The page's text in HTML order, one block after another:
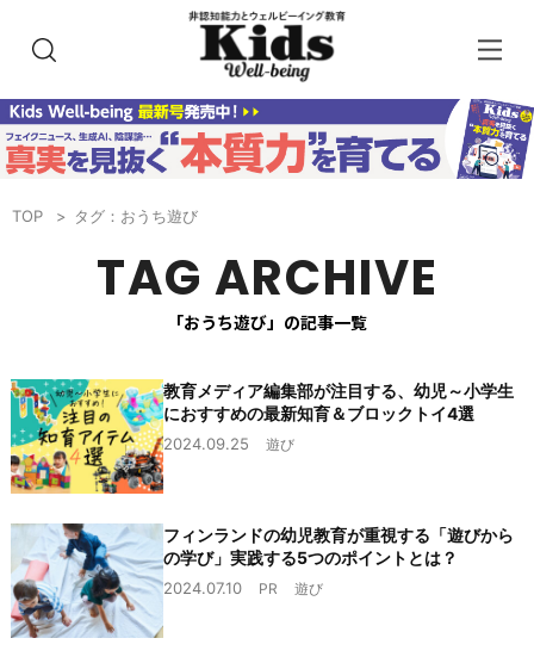
TOP タグ：おうち遊び
TAG ARCHIVE
「おうち遊び」の記事一覧
教育メディア編集部が注目する、幼児～小学生
におすすめの最新知育＆ブロックトイ4選
2024.09.25 遊び
フィンランドの幼児教育が重視する「遊びから
の学び」実践する5つのポイントとは？
2024.07.10 PR 遊び